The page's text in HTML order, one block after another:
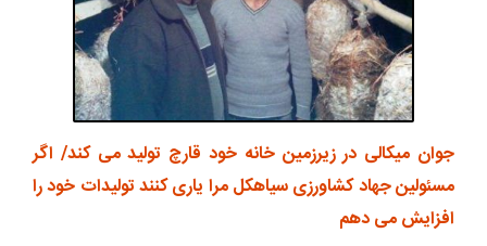
جوان میکالی در زیرزمین خانه خود قارچ تولید می کند/ اگر
مسئولین جهاد کشاورزی سیاهکل مرا یاری کنند تولیدات خود را
افزایش می دهم